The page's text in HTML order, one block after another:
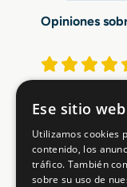
Opiniones
Ese sitio
Utilizamos cookies
contenido, los
tráfico. También
sobre su uso de